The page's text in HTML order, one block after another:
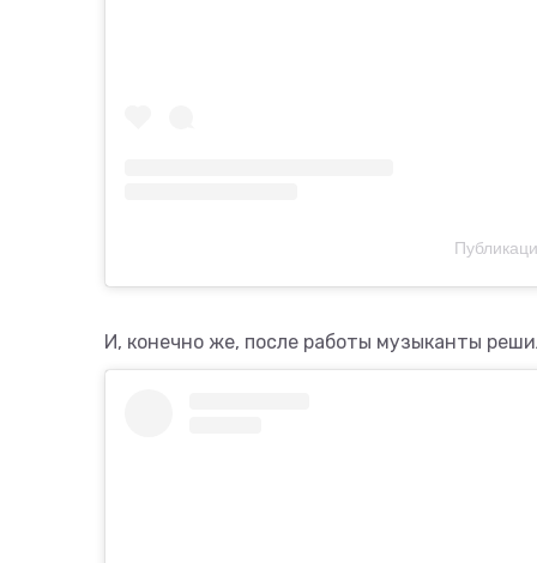
И, конечно же, после работы музыканты